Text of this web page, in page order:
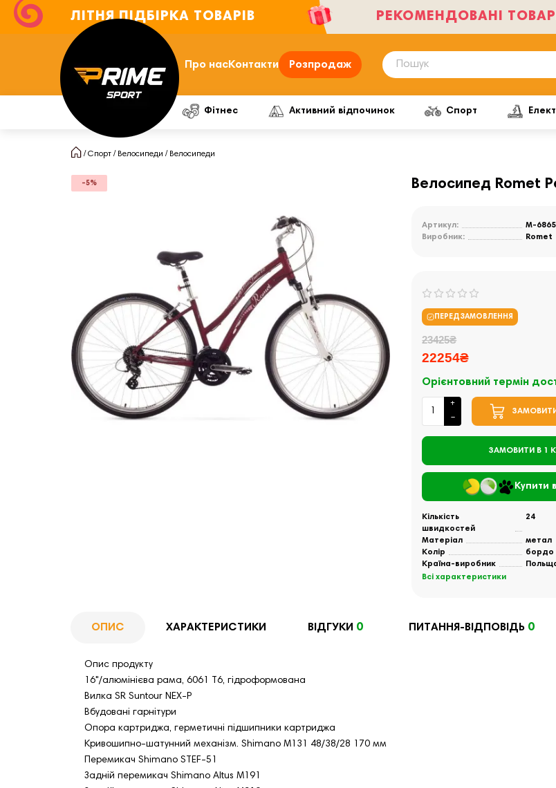
ЛІТНЯ ПІДБІРКА ТОВАРІВ РЕКОМЕНДОВАНІ
Про насКонтакти Розпродаж
Фітнес Активний відпочинок Спорт
Спорт Велосипеди Велосипеди
-5% Велосипед Romet
Артикул:
M-
Виробник:
Romet
ПЕРЕДЗАМОВЛЕННЯ
23425₴
22254₴
Орієнтовний термін
ЗАМОВИТИ
ЗАМОВИТИ В 1
Купити
Кількість
швидкостей
24
Матеріал
метал
Колір
бордо
Країна-виробник
Всі характеристики
ОПИС ХАРАКТЕРИСТИКИ ВІДГУКИ 0 ПИТАННЯ-ВІДПОВІДЬ 0
Опис продукту
16"/алюмінієва рама, 6061 T6, гідроформована
Вилка SR Suntour NEX-P
Вбудовані гарнітури
Опора картриджа, герметичні підшипники картриджа
Кривошипно-шатунний механізм. Shimano M131 48/38/28 170 мм
Перемикач Shimano STEF-51
Задній перемикач Shimano Altus M191